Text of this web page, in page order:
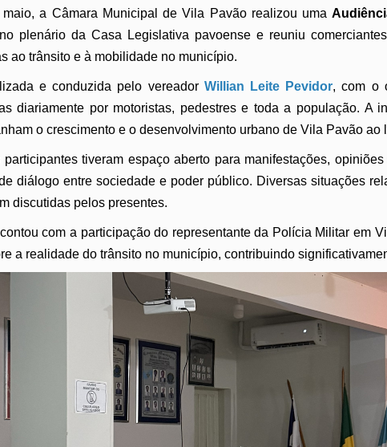
a Câmara Municipal de Vila Pavão realizou uma
plenário da Casa Legislativa pavoense e reuniu
ao trânsito e à mobilidade no município.
e conduzida pelo vereador Willian Leite Pevidor, com o
diariamente por motoristas, pedestres e toda a população.
o crescimento e o desenvolvimento urbano de Vila Pavão ao
participantes tiveram espaço aberto para manifestações,
diálogo entre sociedade e poder público. Diversas situações
discutidas pelos presentes.
com a participação do representante da Polícia Militar em
a realidade do trânsito no município, contribuindo